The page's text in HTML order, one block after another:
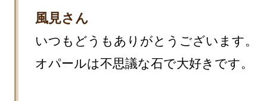
風見さん
いつもどうもありがとうございます。
オパールは不思議な石で大好きです。